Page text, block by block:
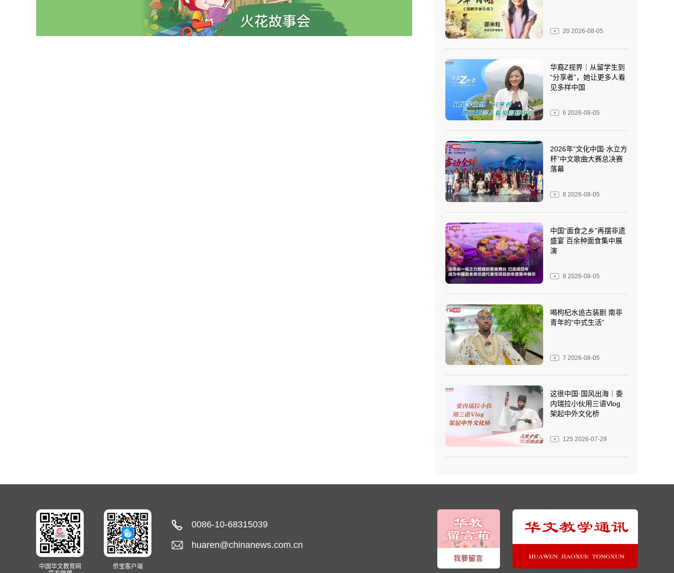
20 2026-08-05
华裔Z视界｜从留学生到
“分享者”，她让更多人看
见多样中国
6 2026-08-05
2026年“文化中国·水立方
杯”中文歌曲大赛总决赛
落幕
8 2026-08-05
中国“面食之乡”再摆非遗
盛宴 百余种面食集中展
演
8 2026-08-05
喝枸杞水追古装剧 南非
青年的“中式生活”
7 2026-08-05
这很中国·国风出海｜委
内瑞拉小伙用三语Vlog
架起中外文化桥
125 2026-07-29
中国华文教育网
侨宝客户端
0086-10-68315039
huaren@chinanews.com.cn